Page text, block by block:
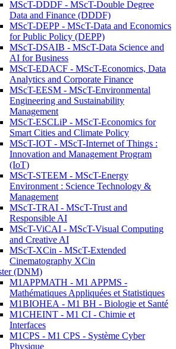
MScT-DDDF - MScT-Double Degree
Data and Finance (DDDF)
MScT-DEPP - MScT-Data and Economics
for Public Policy (DEPP)
MScT-DSAIB - MScT-Data Science and
AI for Business
MScT-EDACF - MScT-Economics, Data
Analytics and Corporate Finance
MScT-EESM - MScT-Environmental
Engineering and Sustainability
Management
MScT-ESCLiP - MScT-Economics for
Smart Cities and Climate Policy
MScT-IOT - MScT-Internet of Things :
Innovation and Management Program
(IoT)
MScT-STEEM - MScT-Energy
Environment : Science Technology &
Management
MScT-TRAI - MScT-Trust and
Responsible AI
MScT-ViCAI - MScT-Visual Computing
and Creative AI
MScT-XCin - MScT-Extended
Cinematography XCin
(DNM)
M1APPMATH - M1 APPMS -
Mathématiques Appliquées et Statistiques
M1BIOHEA - M1 BH - Biologie et Santé
M1CHEINT - M1 CI - Chimie et
Interfaces
M1CPS - M1 CPS - Système Cyber
Physique